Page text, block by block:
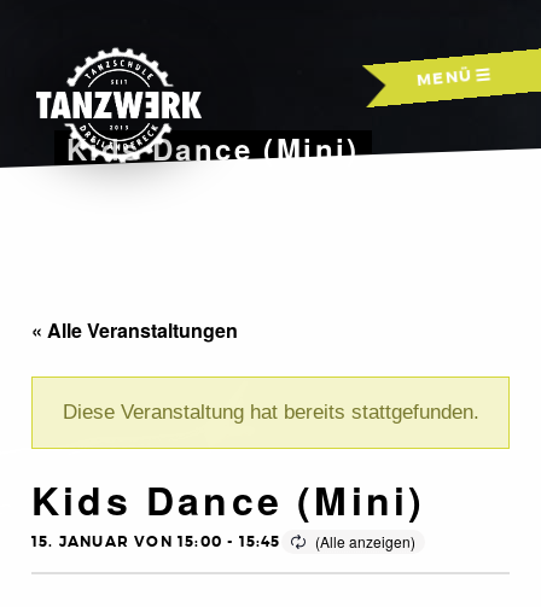
MENÜ
Kids Dance (Mini)
« Alle Veranstaltungen
Diese Veranstaltung hat bereits stattgefunden.
Kids Dance (Mini)
15. JANUAR VON 15:00 - 15:45